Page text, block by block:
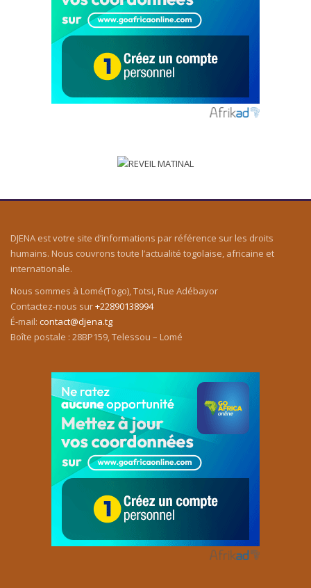
DJENA est votre site d’informations par référence sur les droits
humains. Nous couvrons toute l’actualité togolaise, africaine et
internationale.
Nous sommes à Lomé(Togo), Totsi, Rue Adébayor
Contactez-nous sur+22890138994
É-mail: contact@djena.tg
Boîte postale : 28BP159, Telessou – Lomé